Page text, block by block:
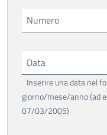
Numero
Data
Inserire una data nel
giorno/mese/anno (ad
07/03/2005)